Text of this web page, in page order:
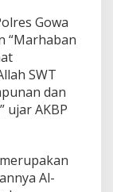
Gowa
“Marhaban
SWT
dan
ujar AKBP
Al-